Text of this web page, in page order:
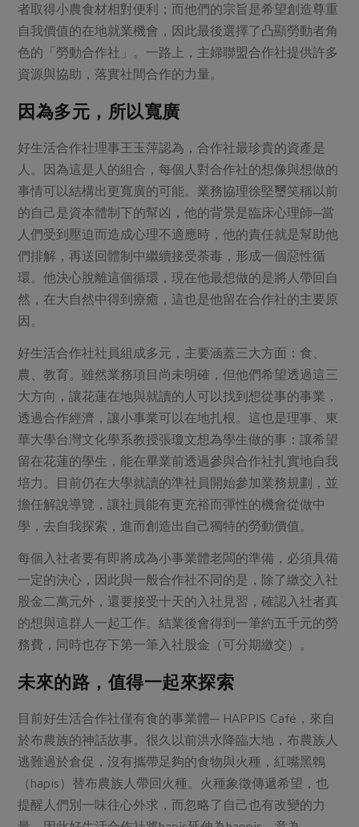
者取得小農食材相對便利；而他們的宗旨是希望創造尊重
自我價值的在地就業機會，因此最後選擇了凸顯勞動者角
色的「勞動合作社」。一路上，主婦聯盟合作社提供許多
資源與協助，落實社間合作的力量。
因為多元，所以寬廣
好生活合作社理事王玉萍認為，合作社最珍貴的資產是
人。因為這是人的組合，每個人對合作社的想像與想做的
事情可以結構出更寬廣的可能。業務協理徐堅璽笑稱以前
的自己是資本體制下的幫凶，他的背景是臨床心理師─當
人們受到壓迫而造成心理不適應時，他的責任就是幫助他
們排解，再送回體制中繼續接受荼毒，形成一個惡性循
環。他決心脫離這個循環，現在他最想做的是將人帶回自
然，在大自然中得到療癒，這也是他留在合作社的主要原
因。
好生活合作社社員組成多元，主要涵蓋三大方面：食、
農、教育。雖然業務項目尚未明確，但他們希望透過這三
大方向，讓花蓮在地與就讀的人可以找到想從事的事業，
透過合作經濟，讓小事業可以在地扎根。這也是理事、東
華大學台灣文化學系教授張瓊文想為學生做的事：讓希望
留在花蓮的學生，能在畢業前透過參與合作社扎實地自我
培力。目前仍在大學就讀的準社員開始參加業務規劃，並
擔任解說導覽，讓社員能有更充裕而彈性的機會從做中
學，去自我探索，進而創造出自己獨特的勞動價值。
每個入社者要有即將成為小事業體老闆的準備，必須具備
一定的決心，因此與一般合作社不同的是，除了繳交入社
股金二萬元外，還要接受十天的入社見習，確認入社者真
的想與這群人一起工作。結業後會得到一筆約五千元的勞
務費，同時也存下第一筆入社股金（可分期繳交）。
未來的路，值得一起來探索
目前好生活合作社僅有食的事業體─ HAPPIS Café，來自
於布農族的神話故事。很久以前洪水降臨大地，布農族人
逃難過於倉促，沒有攜帶足夠的食物與火種，紅嘴黑鵯
（hapis）替布農族人帶回火種。火種象徵傳遞希望，也
提醒人們別一味往心外求，而忽略了自己也有改變的力